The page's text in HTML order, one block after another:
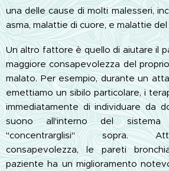
una delle cause di molti malesseri,
asma, malattie di cuore, e malattie
Un altro fattore è quello di aiutare il
maggiore consapevolezza del
malato. Per esempio, durante un
emettiamo un sibilo particolare, i
immediatamente di individuare da
suono all'interno del
"concentrarglisi" sopra.
consapevolezza, le pareti
paziente ha un miglioramento